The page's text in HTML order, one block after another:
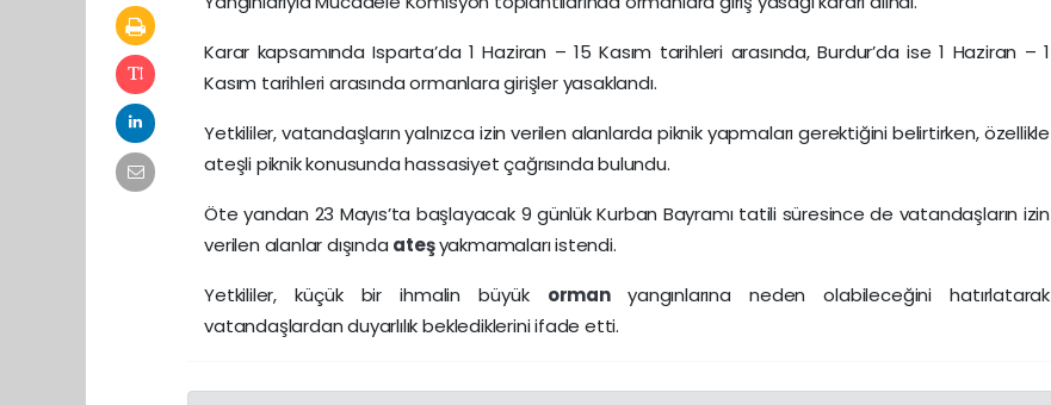
Karar kapsamında Isparta’da 1 Haziran – 15 Kasım tarihleri arasında, Burdur’da ise 1 Haziran – 1
Kasım tarihleri arasında ormanlara girişler yasaklandı.
Yetkililer, vatandaşların yalnızca izin verilen alanlarda piknik yapmaları gerektiğini belirtirken, özellikle
ateşli piknik konusunda hassasiyet çağrısında bulundu.
Öte yandan 23 Mayıs’ta başlayacak 9 günlük Kurban Bayramı tatili süresince de vatandaşların izin
verilen alanlar dışında ateşyakmamaları istendi.
Yetkililer, küçük bir ihmalin büyük ormanyangınlarına neden olabileceğini hatırlatarak
vatandaşlardan duyarlılık beklediklerini ifade etti.